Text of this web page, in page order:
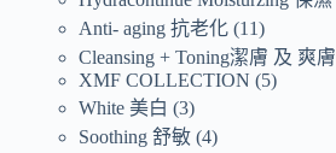
Anti- aging 抗老化 11
Cleansing + Toning潔膚 及 爽膚
XMF COLLECTION
5
White 美白
3
Soothing 舒敏 4